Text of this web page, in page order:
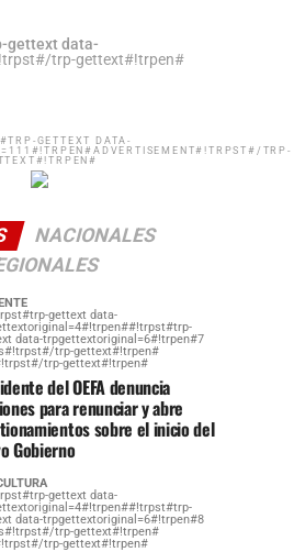
gettext data-
trp-gettext#!trpen#
GETTEXT DATA-
TRP-
NACIONALES
gettext data-
data-trpgettextoriginal=6#!trpen#7
trp-gettext#!trpen#
trp-gettext#!trpen#
del OEFA denuncia
para renunciar y abre
sobre el inicio del
Gobierno
gettext data-
data-trpgettextoriginal=6#!trpen#8
trp-gettext#!trpen#
trp-gettext#!trpen#